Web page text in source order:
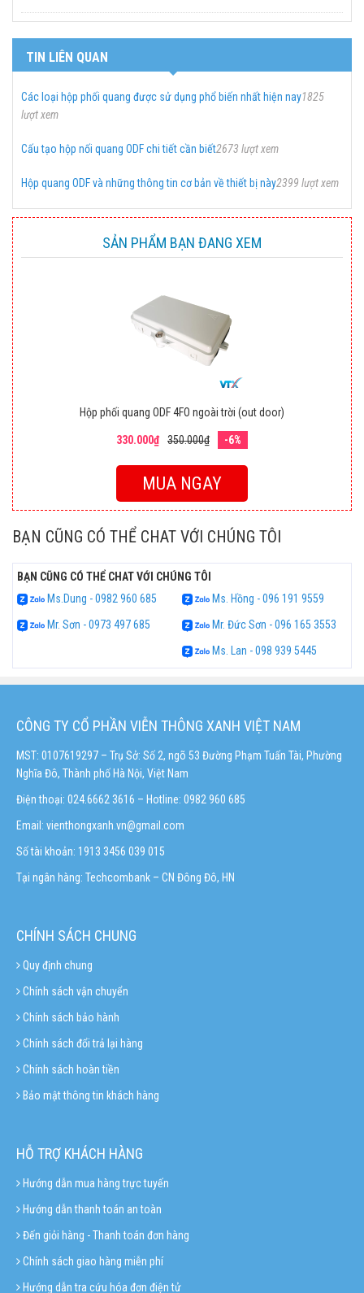
TIN LIÊN QUAN
Các loại hộp phối quang được sử dụng phổ biến nhất hiện nay1825
lượt xem
Cấu tạo hộp nối quang ODF chi tiết cần biết2673 lượt xem
Hộp quang ODF và những thông tin cơ bản về thiết bị này2399 lượt xem
SẢN PHẨM BẠN ĐANG XEM
Hộp phối quang ODF 4FO ngoài trời (out door)
330.000₫ 350.000₫ -6%
MUA NGAY
BẠN CŨNG CÓ THỂ CHAT VỚI CHÚNG TÔI
BẠN CŨNG CÓ THỂ CHAT VỚI CHÚNG TÔI
Ms.Dung - 0982 960 685
Ms. Hồng - 096 191 9559
Mr. Sơn - 0973 497 685
Mr. Đức Sơn - 096 165 3553
Ms. Lan - 098 939 5445
CÔNG TY CỔ PHẦN VIỄN THÔNG XANH VIỆT NAM
MST: 0107619297 – Trụ Sở: Số 2, ngõ 53 Đường Phạm Tuấn Tài, Phường
Nghĩa Đô, Thành phố Hà Nội, Việt Nam
Điện thoại: 024.6662 3616 – Hotline: 0982 960 685
Email: vienthongxanh.vn@gmail.com
Số tài khoản: 1913 3456 039 015
Tại ngân hàng: Techcombank – CN Đông Đô, HN
CHÍNH SÁCH CHUNG
Quy định chung
Chính sách vận chuyển
Chính sách bảo hành
Chính sách đổi trả lại hàng
Chính sách hoàn tiền
Bảo mật thông tin khách hàng
HỖ TRỢ KHÁCH HÀNG
Hướng dẫn mua hàng trực tuyến
Hướng dẫn thanh toán an toàn
Đến giỏi hàng - Thanh toán đơn hàng
Chính sách giao hàng miễn phí
Hướng dẫn tra cứu hóa đơn điện tử